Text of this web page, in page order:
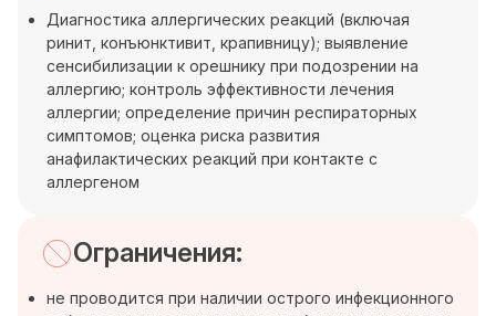
Диагностика аллергических реакций (включая
ринит, конъюнктивит, крапивницу); выявление
сенсибилизации к орешнику при подозрении на
аллергию; контроль эффективности лечения
аллергии; определение причин респираторных
симптомов; оценка риска развития
анафилактических реакций при контакте с
аллергеном
Ограничения:
не проводится при наличии острого инфекционного